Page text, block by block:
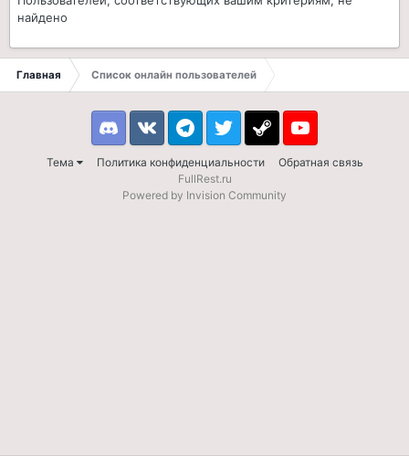
найдено
Главная Список онлайн пользователей
Тема Политика конфиденциальности Обратная связь
DiscordVK TelegramTwitter Steam Youtube
FullRest.ru
Powered by Invision Community